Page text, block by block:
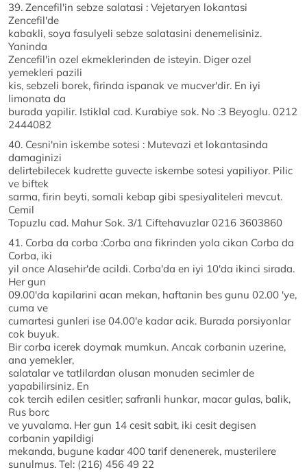
39. Zencefil'in sebze salatasi : Vejetaryen lokantasi
Zencefil'de
kabakli, soya fasulyeli sebze salatasini denemelisiniz.
Yaninda
Zencefil'in ozel ekmeklerinden de isteyin. Diger ozel
yemekleri pazili
kis, sebzeli borek, firinda ispanak ve mucver'dir. En iyi
limonata da
burada yapilir. Istiklal cad. Kurabiye sok. No :3 Beyoglu. 0212
2444082
40. Cesni'nin iskembe sotesi : Mutevazi et lokantasinda
damaginizi
delirtebilecek kudrette guvecte iskembe sotesi yapiliyor. Pilic
ve biftek
sarma, firin beyti, somali kebap gibi spesiyaliteleri mevcut.
Cemil
Topuzlu cad. Mahur Sok. 3/1 Ciftehavuzlar 0216 3603860
41. Corba da corba :Corba ana fikrinden yola cikan Corba da
Corba, iki
yil once Alasehir'de acildi. Corba'da en iyi 10'da ikinci sirada.
Her gun
09.00'da kapilarini acan mekan, haftanin bes gunu 02.00 'ye,
cuma ve
cumartesi gunleri ise 04.00'e kadar acik. Burada porsiyonlar
cok buyuk.
Bir corba icerek doymak mumkun. Ancak corbanin uzerine,
ana yemekler,
salatalar ve tatlilardan olusan monuden secimler de
yapabilirsiniz. En
cok tercih edilen cesitler; safranli hunkar, macar gulas, balik,
Rus borc
ve yuvalama. Her gun 14 cesit sabit, iki cesit degisen
corbanin yapildigi
mekanda, bugune kadar 400 tarif denenerek, musterilere
sunulmus. Tel: (216) 456 49 22